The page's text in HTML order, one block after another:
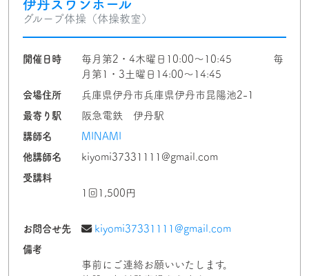
伊丹スワンホール
グループ体操（体操教室）
開催日時
毎月第2・4木曜日10:00〜10:45 毎
月第1・3土曜日14:00〜14:45
会場住所
兵庫県伊丹市兵庫県伊丹市昆陽池2-1
最寄り駅
阪急電鉄 伊丹駅
講師名
MINAMI
他講師名
kiyomi37331111@gmail.com
受講料
1回1,500円
お問合せ先
kiyomi37331111@gmail.com
備考
事前にご連絡お願いいたします。